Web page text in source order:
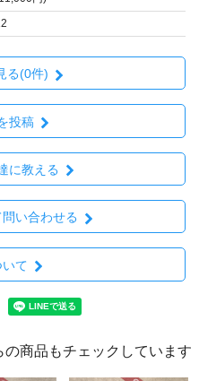
る(0件)
投稿
に教える
い合わせる
て
商品もチェックしています